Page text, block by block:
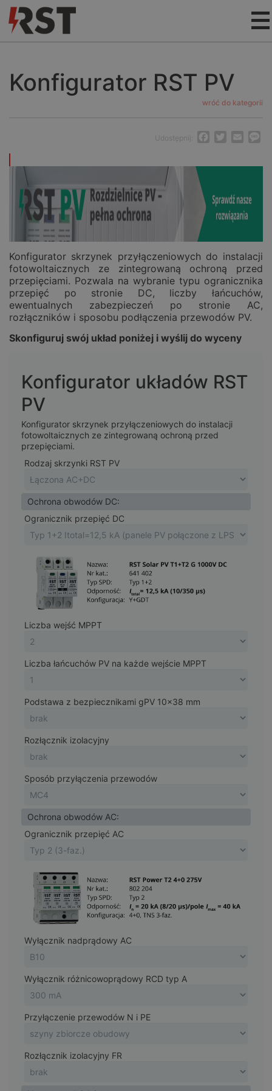
Konfigurator RST PV
wróć do kategorii
Udostępnij: Facebook
Twitter
Email
Konfigurator skrzynek przyłączeniowych do instalacji
fotowoltaicznych ze zintegrowaną ochroną przed
przepięciami. Pozwala na wybranie typu ogranicznika
przepięć po stronie DC, liczby łańcuchów,
ewentualnych zabezpieczeń po stronie AC,
rozłączników i sposobu podłączenia przewodów PV.
Skonfiguruj swój układ poniżej i wyślij do wyceny
Konfigurator układów RST
PV
Konfigurator skrzynek przyłączeniowych do instalacji
fotowoltaicznych ze zintegrowaną ochroną przed
przepięciami.
Rodzaj skrzynki RST PV
Ochrona obwodów DC:
Ogranicznik przepięć DC
Liczba wejść MPPT
Liczba łańcuchów PV na każde wejście MPPT
Podstawa z bezpiecznikami gPV 10x38 mm
Rozłącznik izolacyjny
Sposób przyłączenia przewodów
Ochrona obwodów AC:
Ogranicznik przepięć AC
Wyłącznik nadprądowy AC
Wyłącznik różnicowoprądowy RCD typ A
Przyłączenie przewodów N i PE
Rozłącznik izolacyjny FR